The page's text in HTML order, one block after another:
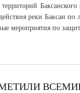
реки Баксан
мероприятия по